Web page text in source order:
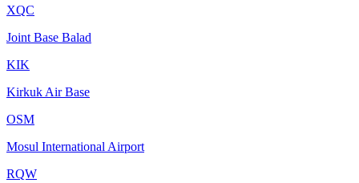
XQC
Joint Base Balad
KIK
Kirkuk Air Base
OSM
Mosul International Airport
RQW